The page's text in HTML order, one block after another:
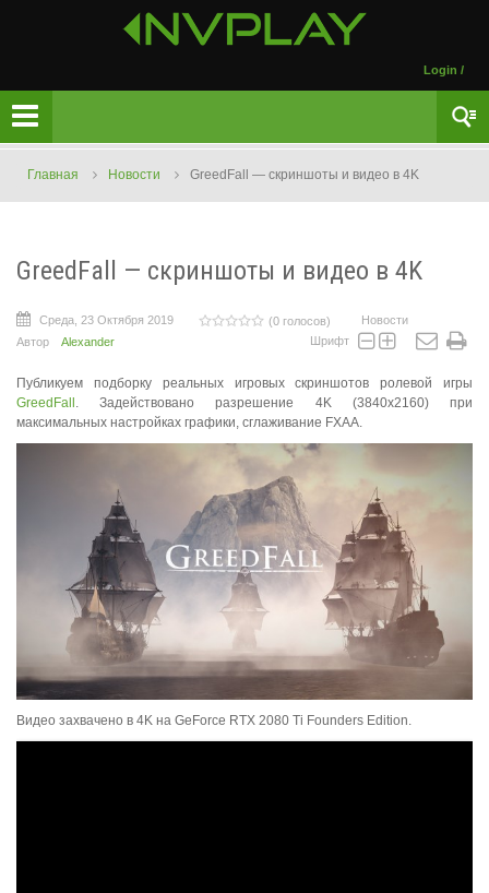
Login /
Главная Новости GreedFall — скриншоты и видео в 4K
GreedFall — скриншоты и видео в 4K
Среда, 23 Октября 2019 (0 голосов)
Новости
Автор
Alexander Шрифт
Публикуем подборку реальных игровых скриншотов ролевой игры
GreedFall. Задействовано разрешение 4K (3840x2160) при
максимальных настройках графики, сглаживание FXAA.
Видео захвачено в 4K на GeForce RTX 2080 Ti Founders Edition.